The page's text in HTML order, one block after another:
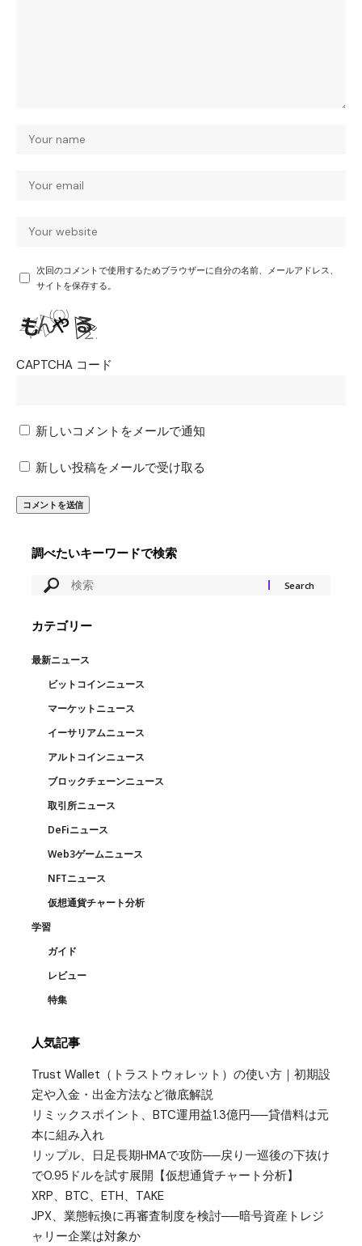
次回のコメントで使用するためブラウザーに自分の名前、メールアドレス、
サイトを保存する。
CAPTCHA コード
新しいコメントをメールで通知
新しい投稿をメールで受け取る
調べたいキーワードで検索
カテゴリー
最新ニュース
ビットコインニュース
マーケットニュース
イーサリアムニュース
アルトコインニュース
ブロックチェーンニュース
取引所ニュース
DeFiニュース
Web3ゲームニュース
NFTニュース
仮想通貨チャート分析
学習
ガイド
レビュー
特集
人気記事
Trust Wallet（トラストウォレット）の使い方｜初期設
定や入金・出金方法など徹底解説
リミックスポイント、BTC運用益1.3億円──貸借料は元
本に組み入れ
リップル、日足長期HMAで攻防──戻り一巡後の下抜け
で0.95ドルを試す展開【仮想通貨チャート分析】
XRP、BTC、ETH、TAKE
JPX、業態転換に再審査制度を検討──暗号資産トレジ
ャリー企業は対象か